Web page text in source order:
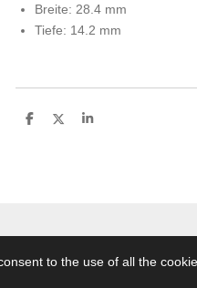
to the use of all the
Breite: 28.4 mm
Tiefe: 14.2 mm
S
S
S